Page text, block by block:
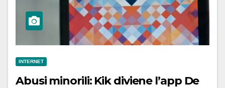
INTERNET
Abusi minorili: Kik diviene l’app De